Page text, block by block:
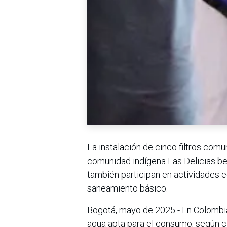
La instalación de cinco filtros
comunidad indígena Las Delicias
también participan en actividades
saneamiento básico.
Bogotá, mayo de 2025 - En
agua apta para el consumo, según